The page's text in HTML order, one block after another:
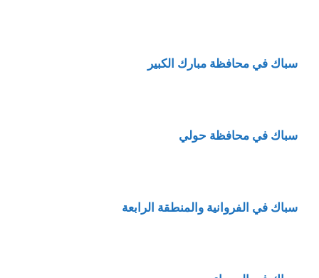
سباك في محافظة مبارك الكبير
سباك في محافظة حولي
سباك في الفروانية والمنطقة الرابعة